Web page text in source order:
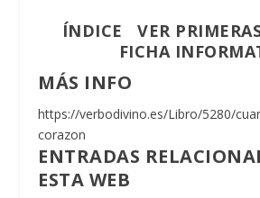
ÍNDICE
VER
FICHA
MÁS INFO
https://verbodivino.es/Libro/5280/
corazon
ENTRADAS
ESTA WEB